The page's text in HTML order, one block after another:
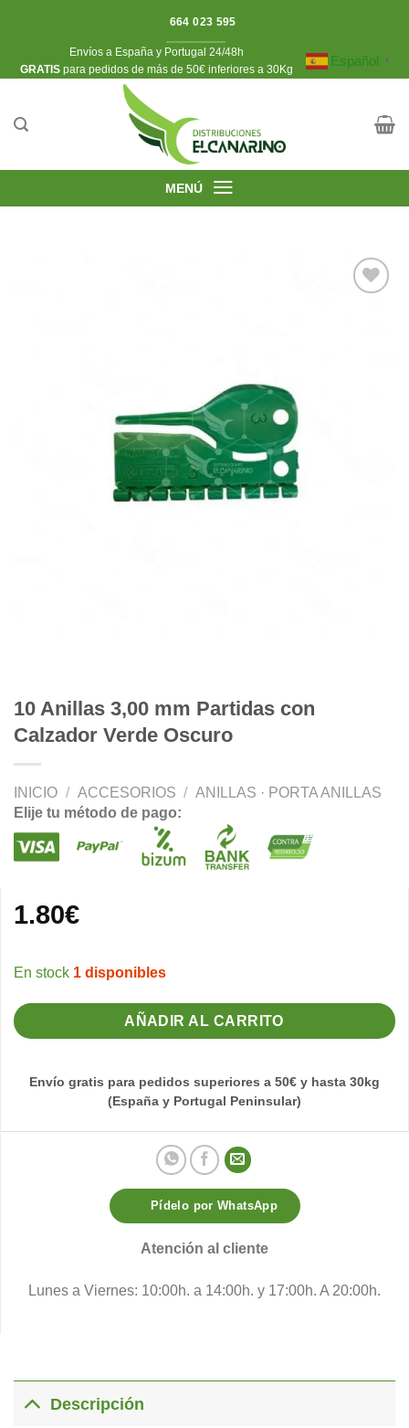
664 023 595
Envíos a España y Portugal 24/48h
​GRATIS para pedidos de más de 50€ inferiores a 30Kg
Español ▼
MENÚ
10 Anillas 3,00 mm Partidas con
Calzador Verde Oscuro
INICIO / ACCESORIOS / ANILLAS · PORTA ANILLAS
Elije tu método de pago:
1.80€
1 disponibles
AÑADIR AL CARRITO
Envío gratis para pedidos superiores a 50€ y hasta 30kg
(España y Portugal Peninsular)
Pídelo por WhatsApp
Atención al cliente
Lunes a Viernes: 10:00h. a 14:00h. y 17:00h. A 20:00h.
Descripción